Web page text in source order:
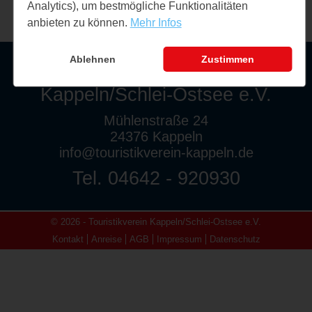
Touristikverein
Kappeln/Schlei-Ostsee e.V.
Mühlenstraße 24
24376 Kappeln
info@touristikverein-kappeln.de
Tel. 04642 - 920930
© 2026 - Touristikverein Kappeln/Schlei-Ostsee e.V.
Kontakt
Anreise AGB Impressum Datenschutz
Analytics), um bestmögliche Funktionalitäten
anbieten zu können. Mehr Infos
Ablehnen Zustimmen